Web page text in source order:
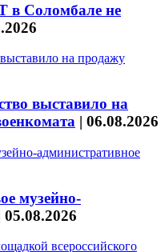
в Соломбале не
выставило на
| 06.08.2026
музейно-
05.08.2026